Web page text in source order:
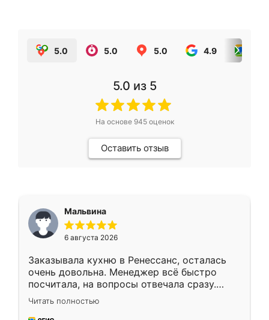
5.0 5.0 5.0 4.9
5.0 из 5
На основе 945оценок
Оставить отзыв
Мальвина
6 августа 2026
Заказывала кухню в Ренессанс, осталась
очень довольна. Менеджер всё быстро
посчитала, на вопросы отвечала сразу.
Замерщик приехал в субботу, подошёл к
делу со всей ответственностью. Собрали
Читать полностью